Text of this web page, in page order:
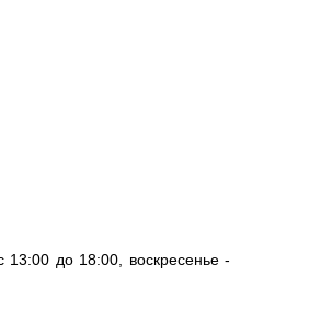
13:00 до 18:00, воскресенье -